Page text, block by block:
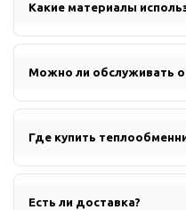
Какие материалы
Можно ли обслуживать
Где купить
Есть ли доставка?